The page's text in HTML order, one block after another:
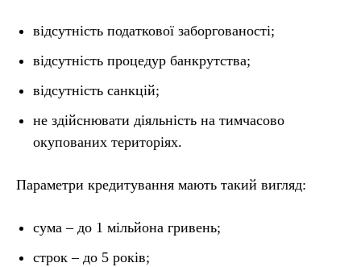
відсутність податкової заборгованості;
відсутність процедур банкрутства;
відсутність санкцій;
не здійснювати діяльність на тимчасово
окупованих територіях.
Параметри кредитування мають такий вигляд:
сума – до 1 мільйона гривень;
строк – до 5 років;